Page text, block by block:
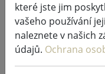
Zone
Confetti
pruhy růžová
které jste jim
vašeho používání
naleznete v našich
údajů. Ochrana